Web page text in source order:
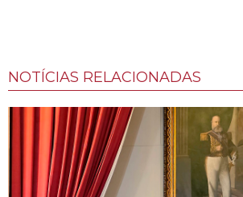
NOTÍCIAS RELACIONADAS